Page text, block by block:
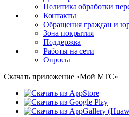
Политика обработки
Контакты
Обращения граждан и
Зона покрытия
Поддержка
Работы на сети
Опросы
Скачать приложение «Мой МТС»